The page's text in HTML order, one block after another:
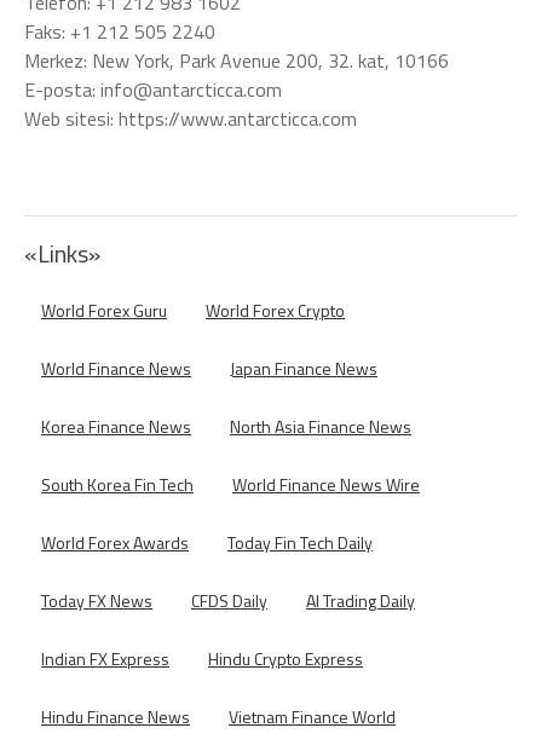
Faks: +1 212 505 2240
Merkez: New York, Park Avenue 200, 32. kat, 10166
E-posta: info@antarcticca.com
Web sitesi: https://www.antarcticca.com
«Links»
World Forex Guru World Forex Crypto
World Finance News Japan Finance News
Korea Finance News North Asia Finance News
South Korea Fin Tech World Finance News Wire
World Forex Awards Today Fin Tech Daily
Today FX News CFDS Daily AI Trading Daily
Indian FX Express Hindu Crypto Express
Hindu Finance News Vietnam Finance World